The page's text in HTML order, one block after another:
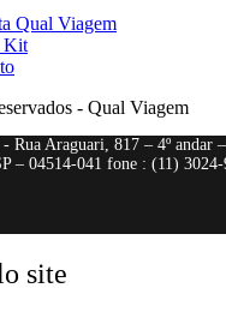
Qual Viagem
Kit
- Qual Viagem
Rua Araguari, 817 – 4º andar
– 04514-041 fone : (11) 3024-
site